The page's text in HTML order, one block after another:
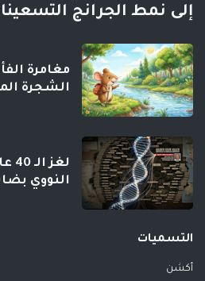
إلى نمط الجرانج
مغامرة
الشجرة
النووي
التسميات
أكشن